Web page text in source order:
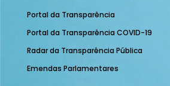
Portal da Transparência
Portal da Transparência COVID-19
Radar da Transparência Pública
Emendas Parlamentares